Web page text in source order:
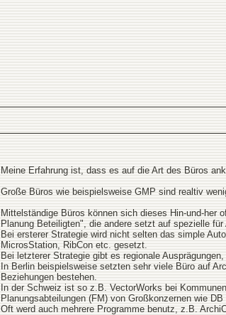
Meine Erfahrung ist, dass es auf die Art des Büros
Große Büros wie beispielsweise GMP sind realtiv
Mittelständige Büros können sich dieses Hin-und-her
Planung Beteiligten", die andere setzt auf spezielle
Bei ersterer Strategie wird nicht selten das simple
MicrosStation, RibCon etc. gesetzt.
Bei letzterer Strategie gibt es regionale
In Berlin beispielsweise setzten sehr viele Büro auf
Beziehungen bestehen.
In der Schweiz ist so z.B. VectorWorks bei
Planungsabteilungen (FM) von Großkonzernen wie
Oft werd auch mehrere Programme benutz, z.B.